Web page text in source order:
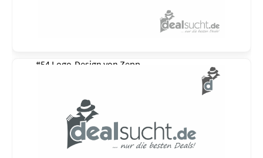
#54 Logo-Design von Zepp